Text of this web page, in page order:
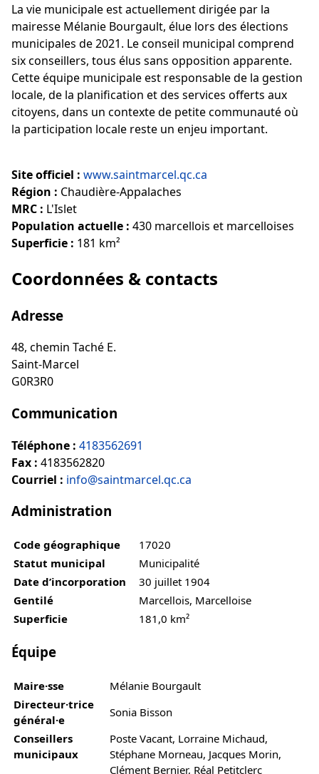
La vie municipale est actuellement dirigée par la
mairesse Mélanie Bourgault, élue lors des élections
municipales de 2021. Le conseil municipal comprend
six conseillers, tous élus sans opposition apparente.
Cette équipe municipale est responsable de la gestion
locale, de la planification et des services offerts aux
citoyens, dans un contexte de petite communauté où
la participation locale reste un enjeu important.
Site officiel : www.saintmarcel.qc.ca
Région : Chaudière-Appalaches
MRC : L'Islet
Population actuelle : 430 marcellois et marcelloises
Superficie : 181 km²
Coordonnées & contacts
Adresse
48, chemin Taché E.
Saint-Marcel
G0R3R0
Communication
Téléphone : 4183562691
Fax : 4183562820
Courriel : info@saintmarcel.qc.ca
Administration
Code géographique
17020
Statut municipal
Municipalité
Date d’incorporation
30 juillet 1904
Gentilé
Marcellois, Marcelloise
Superficie
181,0 km²
Équipe
Maire·sse
Mélanie Bourgault
Directeur·trice
général·e
Sonia Bisson
Conseillers
municipaux
Poste Vacant, Lorraine Michaud,
Stéphane Morneau, Jacques Morin,
Clément Bernier, Réal Petitclerc